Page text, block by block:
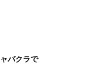
バクラで